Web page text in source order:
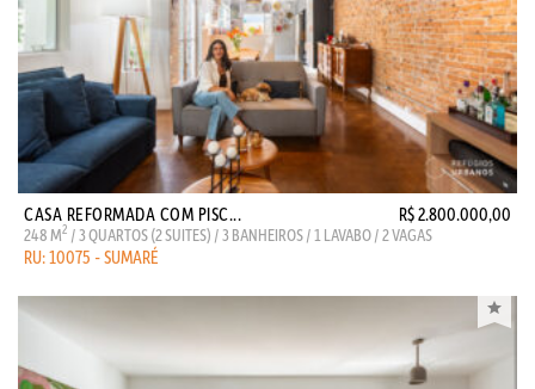
CASA REFORMADA COM PISC... R$ 2.800.000,00
248 M2 / 3 QUARTOS (2 SUITES) / 3 BANHEIROS / 1 LAVABO / 2 VAGAS
RU: 10075 - SUMARÉ